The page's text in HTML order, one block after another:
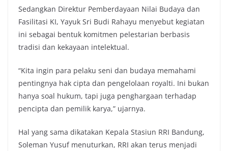
Sedangkan Direktur Pemberdayaan Nilai Budaya dan
Fasilitasi KI, Yayuk Sri Budi Rahayu menyebut kegiatan
ini sebagai bentuk komitmen pelestarian berbasis
tradisi dan kekayaan intelektual.
“Kita ingin para pelaku seni dan budaya memahami
pentingnya hak cipta dan pengelolaan royalti. Ini bukan
hanya soal hukum, tapi juga penghargaan terhadap
pencipta dan pemilik karya,” ujarnya.
Hal yang sama dikatakan Kepala Stasiun RRI Bandung,
Soleman Yusuf menuturkan, RRI akan terus menjadi